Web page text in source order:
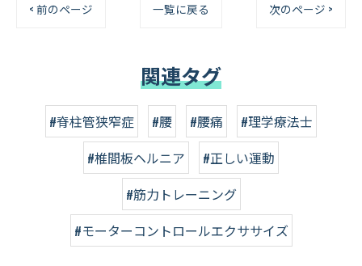
< 前のページ 一覧に戻る 次のページ >
関連タグ
#脊柱管狭窄症 #腰 #腰痛
#理学療法士
#椎間板ヘルニア
#正しい運動
#筋力トレーニング
#モーターコントロールエクササイズ